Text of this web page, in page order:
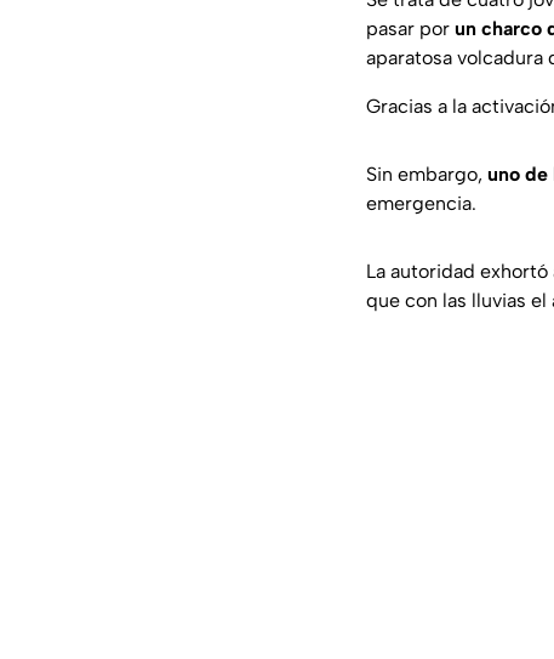
pasar por un charco
aparatosa volcadura
Gracias a la
Sin embargo, uno
emergencia.
La autoridad exhortó
que con las lluvias